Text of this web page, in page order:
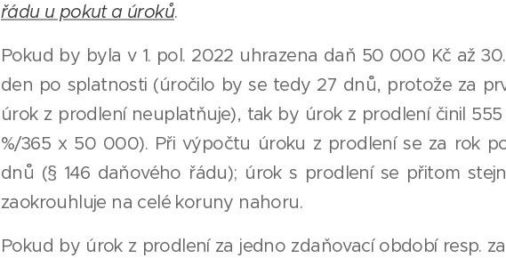
řádu u pokut a úroků.
Pokud by byla v 1. pol. 2022 uhrazena daň 50 000 Kč až
den po splatnosti (úročilo by se tedy 27 dnů, protože za
úrok z prodlení neuplatňuje), tak by úrok z prodlení činil 555
%/365 x 50 000). Při výpočtu úroku z prodlení se za rok
dnů (§ 146 daňového řádu); úrok s prodlení se přitom
zaokrouhluje na celé koruny nahoru.
Pokud by úrok z prodlení za jedno zdaňovací období resp.